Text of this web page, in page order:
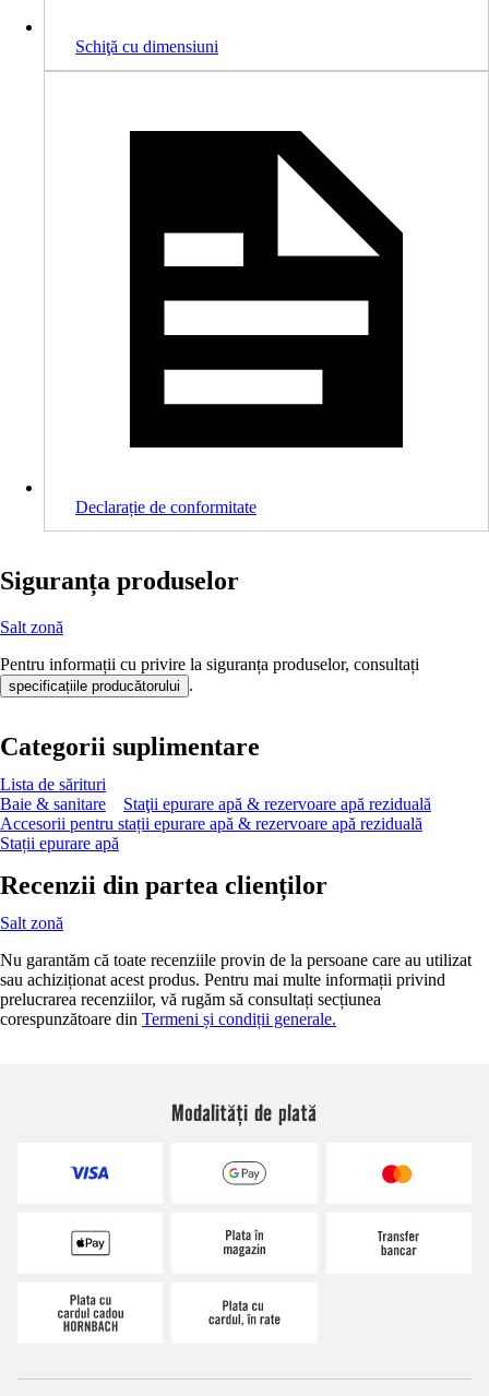
Schiţă cu dimensiuni
Declarație de conformitate
Siguranța produselor
Salt zonă
Pentru informații cu privire la siguranța produselor, consultați
specificațiile producătorului .
Categorii suplimentare
Lista de sărituri
Baie & sanitare
Staţii epurare apă & rezervoare apă reziduală
Accesorii pentru stații epurare apă & rezervoare apă reziduală
Stații epurare apă
Recenzii din partea clienților
Salt zonă
Nu garantăm că toate recenziile provin de la persoane care au utilizat
sau achiziționat acest produs. Pentru mai multe informații privind
prelucrarea recenziilor, vă rugăm să consultați secțiunea
corespunzătoare din Termeni și condiții generale.
Modalități de plată